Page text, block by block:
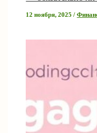
12 ноября, 2025/